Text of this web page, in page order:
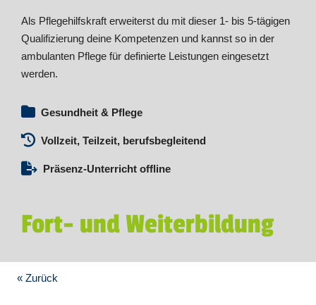
Als Pflegehilfskraft erweiterst du mit dieser 1- bis 5-tägigen
Qualifizierung deine Kompetenzen und kannst so in der
ambulanten Pflege für definierte Leistungen eingesetzt
werden.
Gesundheit & Pflege
Vollzeit, Teilzeit, berufsbegleitend
Präsenz-Unterricht offline
Fort- und Weiterbildung
« Zurück